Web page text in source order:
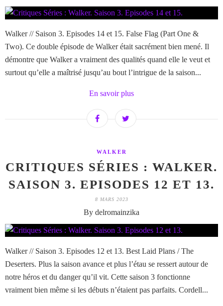
Walker // Saison 3. Episodes 14 et 15. False Flag (Part One &
Two). Ce double épisode de Walker était sacrément bien mené. Il
démontre que Walker a vraiment des qualités quand elle le veut et
surtout qu’elle a maîtrisé jusqu’au bout l’intrigue de la saison...
En savoir plus
WALKER
CRITIQUES SÉRIES : WALKER.
SAISON 3. EPISODES 12 ET 13.
8 MARS 2023
By delromainzika
Walker // Saison 3. Episodes 12 et 13. Best Laid Plans / The
Deserters. Plus la saison avance et plus l’étau se ressert autour de
notre héros et du danger qu’il vit. Cette saison 3 fonctionne
vraiment bien même si les débuts n’étaient pas parfaits. Cordell...